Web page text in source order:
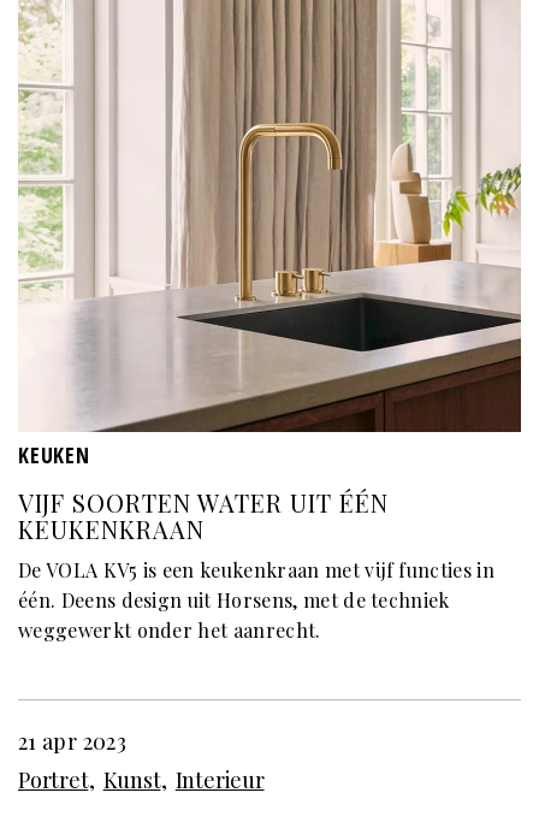
KEUKEN
VIJF SOORTEN WATER UIT ÉÉN
KEUKENKRAAN
De VOLA KV5 is een keukenkraan met vijf functies in
één. Deens design uit Horsens, met de techniek
weggewerkt onder het aanrecht.
21 apr 2023
Portret Kunst Interieur